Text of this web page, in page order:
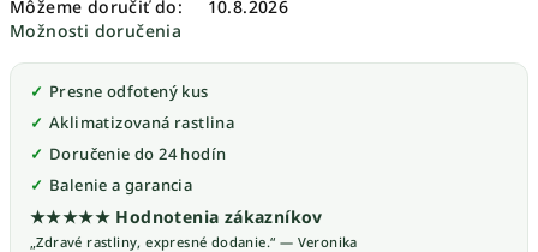
Môžeme doručiť do:
10.8.2026
Možnosti doručenia
Presne odfotený kus
Aklimatizovaná rastlina
Doručenie do 24 hodín
Balenie a garancia
★★★★★ Hodnotenia zákazníkov
„Zdravé rastliny, expresné dodanie.“ — Veronika